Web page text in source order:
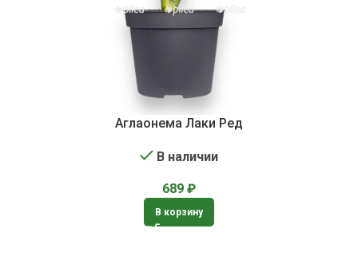
Аглаонема Лаки Ред
В наличии
689 ₽
В корзину